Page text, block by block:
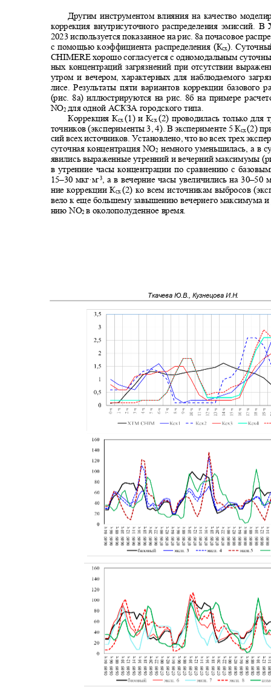
Другим инструментом влияния на качество
коррекция внутрисуточного распределения эмиссий.
2023 используется показанное на рис. 8а почасовое
с помощью коэффициента распределения (Ксх).
CHIMEREхорошо согласуется с одномодальным
ных концентраций загрязнений при отсутствии
утром и вечером, характерных для наблюдаемого
лисе. Результаты пяти вариантов коррекции базового
(рис. 8а) иллюстрируются на рис. 8б на примере
NO2 для одной АСКЗА городского типа.
Коррекция Ксх(1) и Ксх(2) проводилась только
точников (эксперименты 3, 4). В эксперименте 5 Ксх(2)
сий всех источников. Установлено, что во всех трех
суточная концентрацияNO2 немного уменьшилась, а в
явились выраженные утренний и вечерний максимумы
в утренние часы концентрации по сравнению с
15‒30 мкг·м-3, а в вечерние часы увеличились на 30‒50
ние коррекции Ксх(2) ко всем источникам выбросов
вело к еще большему завышению вечернего максимума
ниюNO2в околополуденное время.
Ткачева Ю.В., Кузнецова И.Н.